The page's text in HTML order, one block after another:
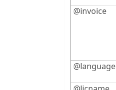
@invoice
@language